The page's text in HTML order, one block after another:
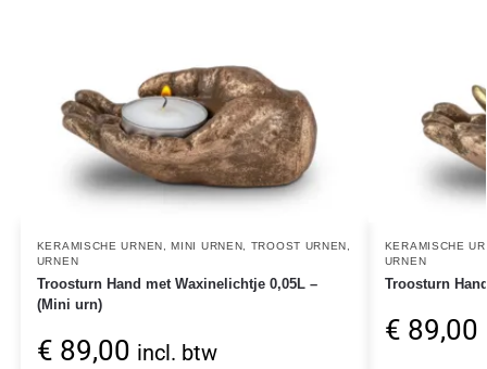
KERAMISCHE URNEN , MINI URNEN, TROOST URNEN ,
URNEN
Troosturn Hand met Waxinelichtje 0,05L –
(Mini urn)
€ 89,00 incl. btw
KERAMISCHE
URNEN
Troosturn
€ 89,00